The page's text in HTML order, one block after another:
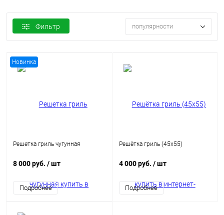
Фильтр популярности
Новинка
Решетка гриль чугунная
8 000 руб. / шт
Подробнее
Решётка гриль (45х55)
4 000 руб. / шт
Подробнее